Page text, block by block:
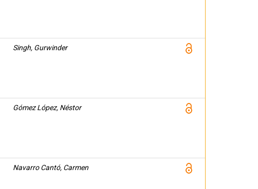
Singh, Gurwinder
Gómez López, Néstor
Navarro Cantó, Carmen